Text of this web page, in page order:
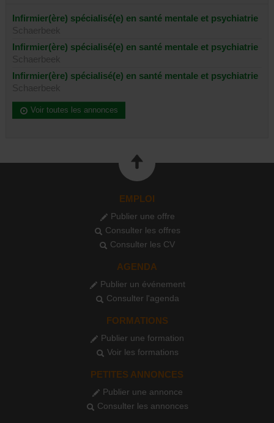
Infirmier(ère) spécialisé(e) en santé mentale et psychiatrie
Infirmier(ère) spécialisé(e) en santé mentale et psychiatrie
Infirmier(ère) spécialisé(e) en santé mentale et psychiatrie
Voir toutes les annonces
EMPLOI
Publier une offre
Consulter les offres
Consulter les CV
AGENDA
Publier un événement
Consulter l'agenda
FORMATIONS
Publier une formation
Voir les formations
PETITES ANNONCES
Publier une annonce
Consulter les annonces